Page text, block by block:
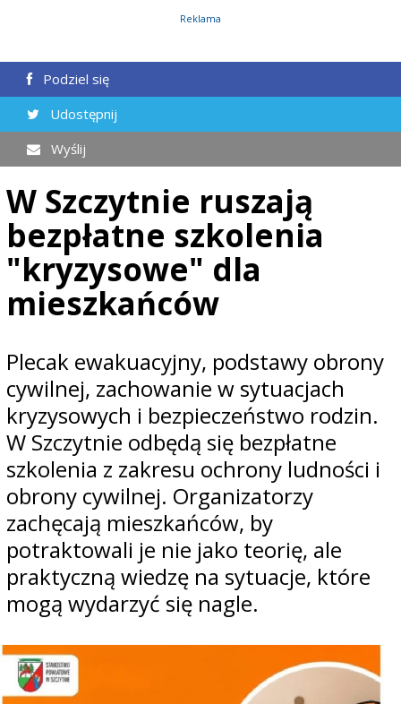
Reklama
Podziel się
Udostępnij
Wyślij
W Szczytnie ruszają
bezpłatne szkolenia
"kryzysowe" dla
mieszkańców
Plecak ewakuacyjny, podstawy obrony
cywilnej, zachowanie w sytuacjach
kryzysowych i bezpieczeństwo rodzin.
W Szczytnie odbędą się bezpłatne
szkolenia z zakresu ochrony ludności i
obrony cywilnej. Organizatorzy
zachęcają mieszkańców, by
potraktowali je nie jako teorię, ale
praktyczną wiedzę na sytuacje, które
mogą wydarzyć się nagle.